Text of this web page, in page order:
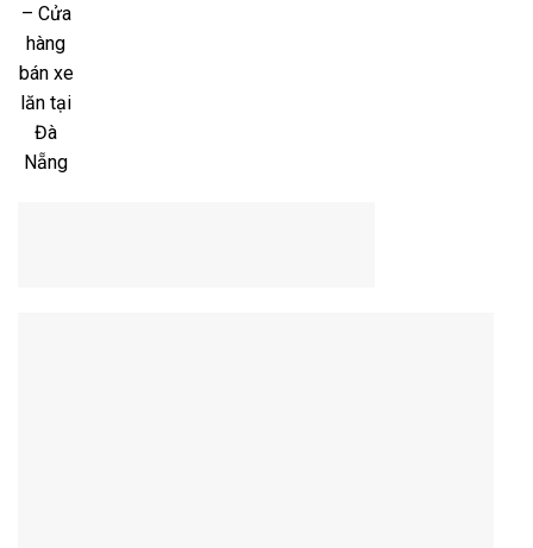
– Cửa
hàng
bán xe
lăn tại
Đà
Nẵng